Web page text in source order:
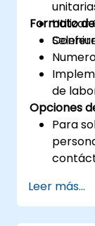
Utilizar
Formato
de
Opciones
Para
Leer más...